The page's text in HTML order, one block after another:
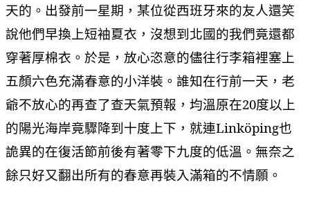
天的。出發前一星期，某位從西班牙來的友人還笑
說他們早換上短袖夏衣，沒想到北國的我們竟還都
穿著厚棉衣。於是，放心恣意的儘往行李箱裡塞上
五顏六色充滿春意的小洋裝。誰知在行前一天，老
爺不放心的再查了查天氣預報，均溫原在20度以上
的陽光海岸竟驟降到十度上下，就連Linköping也
詭異的在復活節前後有著零下九度的低溫。無奈之
餘只好又翻出所有的春意再裝入滿箱的不情願。